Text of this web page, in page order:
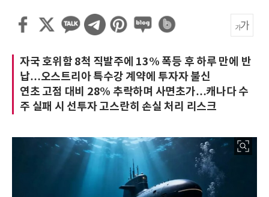
자국 호위함 8척 직발주에 13% 폭등 후 하루 만에 반
납…오스트리아 특수강 계약에 투자자 불신
연초 고점 대비 28% 추락하며 사면초가…캐나다 수
주 실패 시 선투자 고스란히 손실 처리 리스크